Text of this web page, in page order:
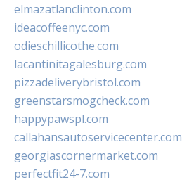
elmazatlanclinton.com
ideacoffeenyc.com
odieschillicothe.com
lacantinitagalesburg.com
pizzadeliverybristol.com
greenstarsmogcheck.com
happypawspl.com
callahansautoservicecenter.com
georgiascornermarket.com
perfectfit24-7.com